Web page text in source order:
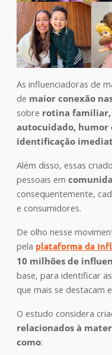
As influenciadoras de
de maior conexão
sobre rotina familiar,
autocuidado, humor
identificação
Além disso, essas
pessoais em
consequentemente,
e consumidores.
De olho nesse
pela plataforma da
10 milhões de
base, para identificar
que mais se destacam
O estudo considera
relacionados à
como: